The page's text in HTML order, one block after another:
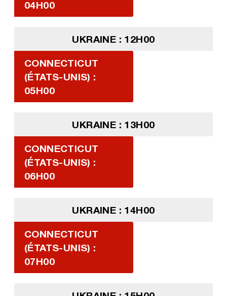
04H00
UKRAINE : 12H00
CONNECTICUT
(ÉTATS-UNIS) :
05H00
UKRAINE : 13H00
CONNECTICUT
(ÉTATS-UNIS) :
06H00
UKRAINE : 14H00
CONNECTICUT
(ÉTATS-UNIS) :
07H00